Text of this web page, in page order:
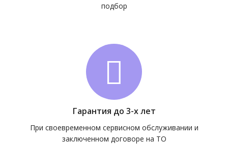
подбор
Гарантия до 3-х лет
При своевременном сервисном обслуживании и
заключенном договоре на ТО